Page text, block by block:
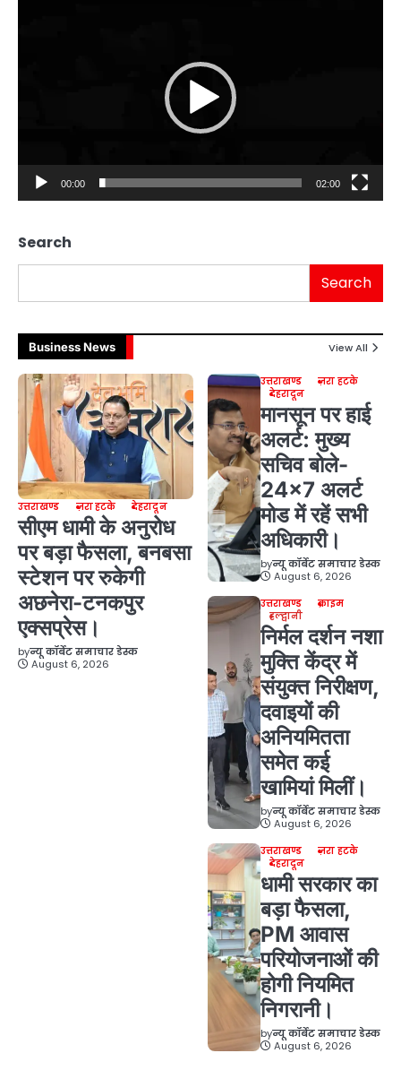
00:00 02:00
Search
Search
Business News View All
उत्तराखण्ड ज़रा हटके देहरादून
सीएम धामी के अनुरोध
पर बड़ा फैसला, बनबसा
स्टेशन पर रुकेगी
अछनेरा-टनकपुर
एक्सप्रेस।
byन्यू कॉर्बेट समाचार डेस्क
August 6, 2026
उत्तराखण्ड
ज़रा हटके
देहरादून
मानसून पर हाई
अलर्ट: मुख्य
सचिव बोले-
24×7 अलर्ट
मोड में रहें सभी
अधिकारी।
byन्यू कॉर्बेट समाचार डेस्क
August 6, 2026
उत्तराखण्ड
क्राइम
हल्द्वानी
निर्मल दर्शन नशा
मुक्ति केंद्र में
संयुक्त निरीक्षण,
दवाइयों की
अनियमितता
समेत कई
खामियां मिलीं।
byन्यू कॉर्बेट समाचार डेस्क
August 6, 2026
उत्तराखण्ड
ज़रा हटके
देहरादून
धामी सरकार का
बड़ा फैसला,
PM आवास
परियोजनाओं की
होगी नियमित
निगरानी।
byन्यू कॉर्बेट समाचार डेस्क
August 6, 2026